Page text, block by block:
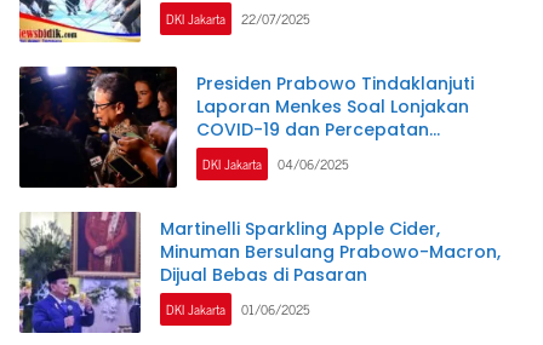
DKI Jakarta 22/07/2025
Presiden Prabowo Tindaklanjuti
Laporan Menkes Soal Lonjakan
COVID-19 dan Percepatan
Pembangunan RS
DKI Jakarta 04/06/2025
Martinelli Sparkling Apple Cider,
Minuman Bersulang Prabowo-Macron,
Dijual Bebas di Pasaran
DKI Jakarta 01/06/2025